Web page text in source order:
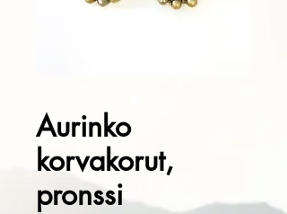
Aurinko
korvakorut,
pronssi